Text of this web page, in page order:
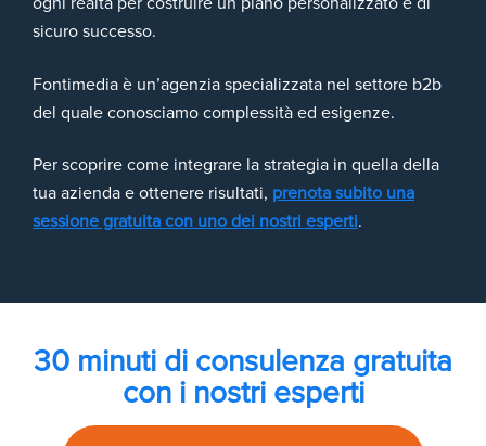
sicuro successo.
Fontimedia è un’agenzia specializzata nel settore b2b
del quale conosciamo complessità ed esigenze.
Per scoprire come integrare la strategia in quella della
tua azienda e ottenere risultati, prenota subito una
sessione gratuita con uno dei nostri esperti.
30 minuti di consulenza gratuita
con i nostri esperti